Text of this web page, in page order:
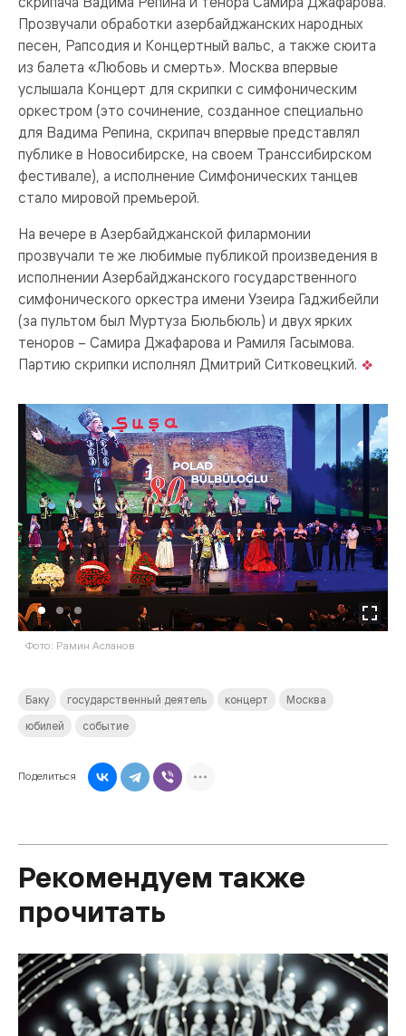
Прозвучали обработки азербайджанских народных
песен, Рапсодия и Концертный вальс, а также сюита
из балета «Любовь и смерть». Москва впервые
услышала Концерт для скрипки с симфоническим
оркестром (это сочинение, созданное специально
для Вадима Репина, скрипач впервые представлял
публике в Новосибирске, на своем Транссибирском
фестивале), а исполнение Симфонических танцев
стало мировой премьерой.
На вечере в Азербайджанской филармонии
прозвучали те же любимые публикой произведения в
исполнении Азербайджанского государственного
симфонического оркестра имени Узеира Гаджибейли
(за пультом был Муртуза Бюльбюль) и двух ярких
теноров – Самира Джафарова и Рамиля Гасымова.
Партию скрипки исполнял Дмитрий Ситковецкий.
Фото: Рамин Асланов
Баку государственный деятель концерт
Москва
юбилей
событие
Поделиться
Рекомендуем также
прочитать